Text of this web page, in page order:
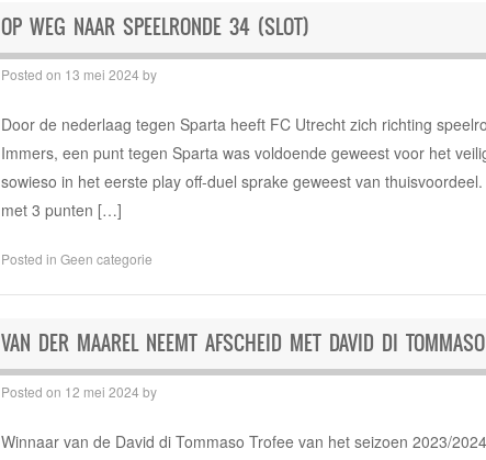
OP WEG NAAR SPEELRONDE 34 (SLOT)
Posted on 13 mei 2024 by
Door de nederlaag tegen Sparta heeft FC Utrecht zich richting
Immers, een punt tegen Sparta was voldoende geweest voor het
sowieso in het eerste play off-duel sprake geweest van
met 3 punten […]
Posted in Geen categorie
VAN DER MAAREL NEEMT AFSCHEID MET DAVID DI
Posted on 12 mei 2024 by
Winnaar van de David di Tommaso Trofee van het seizoen 2023/